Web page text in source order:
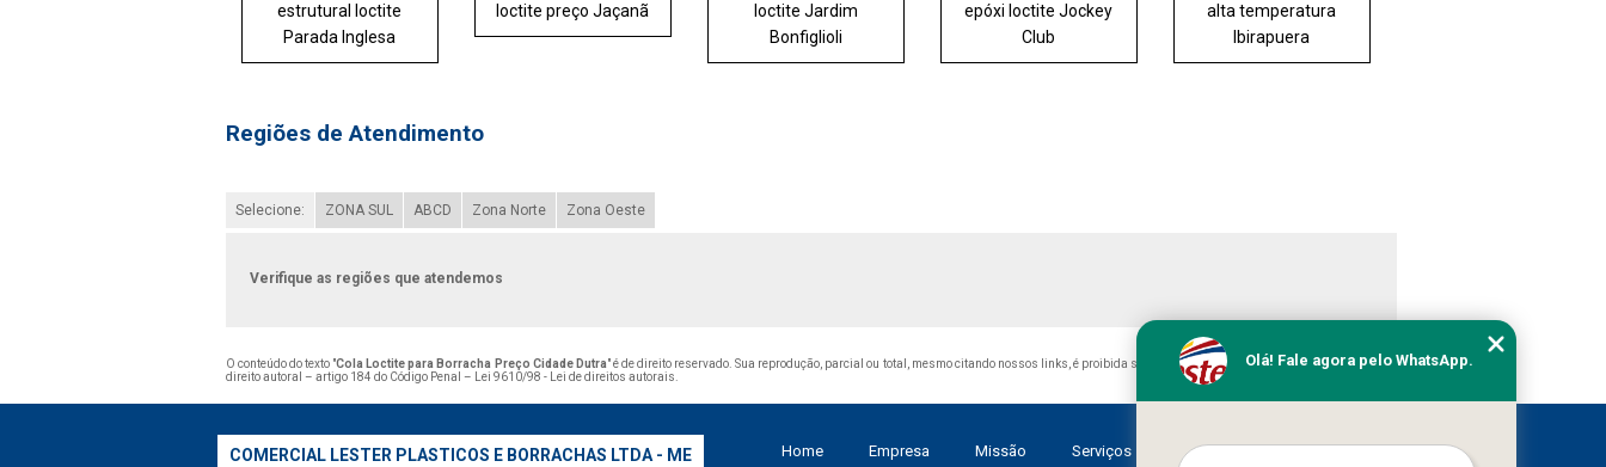
estrutural loctite
Parada Inglesa
loctite preço Jaçanã
loctite Jardim
Bonfiglioli
epóxi loctite Jockey
Club
alta temperatura
Ibirapuera
Regiões de Atendimento
Selecione: ZONA SUL ABCD Zona Norte Zona Oeste
Verifique as regiões que atendemos
O conteúdo do texto "Cola Loctite para Borracha Preço Cidade Dutra" é de direito reservado. Sua reprodução, parcial ou total, mesmo citando nossos links, é proibida sem a autorização do autor. Crime de violação de
direito autoral – artigo 184 do Código Penal –
Lei 9610/98 - Lei de direitos autorais
COMERCIAL LESTER PLASTICOS E BORRACHAS LTDA - ME Home Empresa Missão Serviços Contato Mapa do site
Olá! Fale agora pelo WhatsApp.